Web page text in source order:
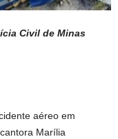
Civil de Minas
aéreo em
Marília